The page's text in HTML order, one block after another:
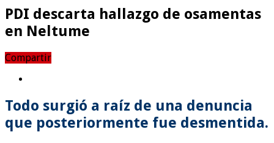
PDI descarta hallazgo de osamentas
en Neltume
Compartir
Todo surgió a raíz de una denuncia
que posteriormente fue desmentida.